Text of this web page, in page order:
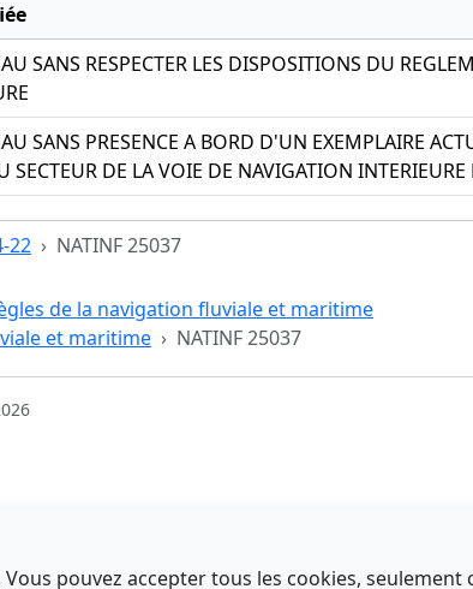
SANS RESPECTER LES DISPOSITIONS DU
SANS PRESENCE A BORD D'UN EXEMPLAIRE
SECTEUR DE LA VOIE DE NAVIGATION
22 NATINF 25037
de la navigation fluviale et maritime
et maritime
NATINF 25037
pouvez accepter tous les cookies, seulement